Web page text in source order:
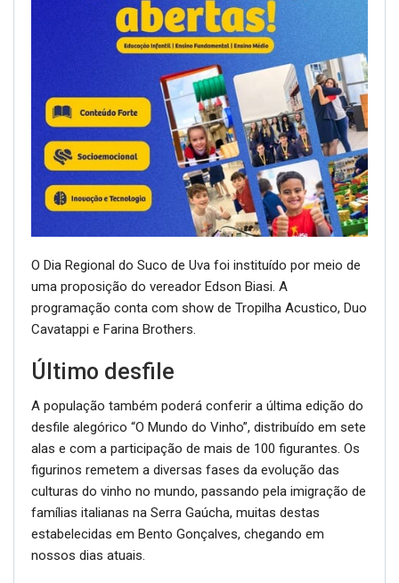
O Dia Regional do Suco de Uva foi instituído por meio de
uma proposição do vereador Edson Biasi. A
programação conta com show de Tropilha Acustico, Duo
Cavatappi e Farina Brothers.
Último desfile
A população também poderá conferir a última edição do
desfile alegórico “O Mundo do Vinho”, distribuído em sete
alas e com a participação de mais de 100 figurantes. Os
figurinos remetem a diversas fases da evolução das
culturas do vinho no mundo, passando pela imigração de
famílias italianas na Serra Gaúcha, muitas destas
estabelecidas em Bento Gonçalves, chegando em
nossos dias atuais.